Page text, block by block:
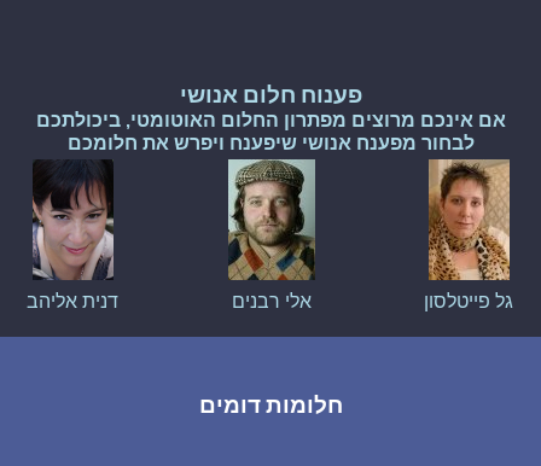
פענוח חלום אנושי
אם אינכם מרוצים מפתרון החלום האוטומטי, ביכולתכם
לבחור מפענח אנושי שיפענח ויפרש את חלומכם
גל פייטלסון אלי רבנים דנית אליהב
חלומות דומים